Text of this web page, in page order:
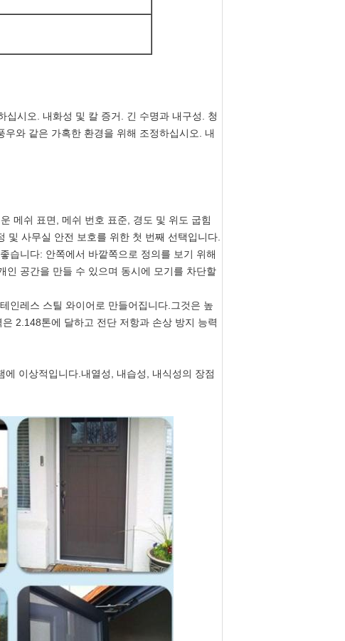
십시오. 내화성 및 칼 증거. 긴 수명과 내구성. 청
와 같은 가혹한 환경을 위해 조정하십시오. 내
메쉬 표면, 메쉬 번호 표준, 경도 및 위도 굽힘
및 사무실 안전 보호를 위한 첫 번째 선택입니다.
습니다: 안쪽에서 바깥쪽으로 정의를 보기 위해
인 공간을 만들 수 있으며 동시에 모기를 차단할
인레스 스틸 와이어로 만들어집니다.그것은 높
2.148톤에 달하고 전단 저항과 손상 방지 능력
이상적입니다.내열성, 내습성, 내식성의 장점